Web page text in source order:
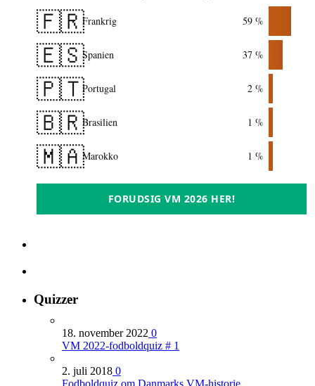
🇫🇷Frankrig 59 %
🇪🇸Spanien 37 %
🇵🇹Portugal 2 %
🇧🇷Brasilien 1 %
🇲🇦Marokko 1 %
FORUDSIG VM 2026 HER!
Quizzer
18. november 2022 0
VM 2022-fodboldquiz # 1
2. juli 2018 0
Fodboldquiz om Danmarks VM-historie